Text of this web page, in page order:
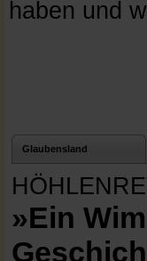
haben und
Glaubensland
»Ein